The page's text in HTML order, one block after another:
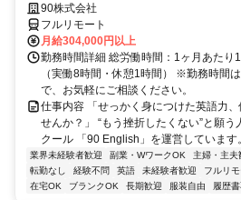
90株式会社
フルリモート
月給304,000円以上
勤務時間詳細 総労働時間：1ヶ月あたり
（実働8時間・休憩1時間） ※勤務時間
で、お気軽にご相談ください。
仕事内容 「せっかく身につけた英語力
せんか？」 “もう挫折したくない”と願
クール 「90 English」を運営しています
業界未経験者歓迎 副業・WワークOK 主婦・主夫
転勤なし
経験不問 英語 未経験者歓迎 フルリモ
在宅OK
ブランクOK 長期歓迎 服装自由 履歴